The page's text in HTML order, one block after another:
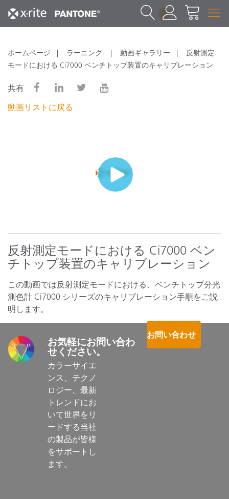
1
ホームページ ラーニング 動画ギャラリー
反射測定
モードにおける Ci7000 ベンチトップ装置のキャリブレーション
共有
動画リストに戻る
反射測定モードにおける Ci7000 ベン
チトップ装置のキャリブレーション
この動画では反射測定モードにおける、ベンチトップ分光
測色計 Ci7000 シリーズのキャリブレーション手順をご説
明します。
お気軽にお問い合わ
せください。
カラーサイエ
ンス、テクノ
ロジー、最新
トレンドにお
いて世界をリ
ードする当社
の製品が皆様
をサポートし
ます。
お問い合わせ